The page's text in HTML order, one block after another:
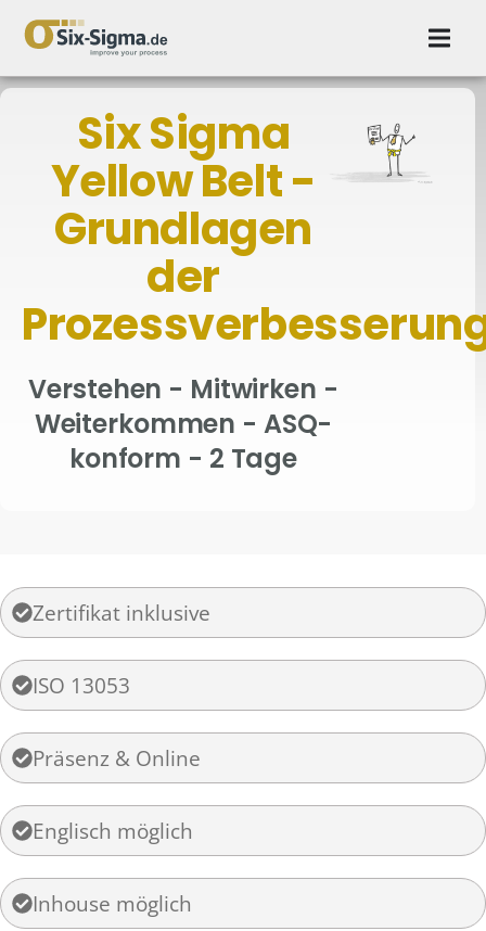
Six Sigma
Yellow Belt -
Grundlagen
der
Verstehen - Mitwirken -
Weiterkommen - ASQ-
konform - 2 Tage
Zertifikat inklusive
ISO 13053
Präsenz & Online
Englisch möglich
Inhouse möglich